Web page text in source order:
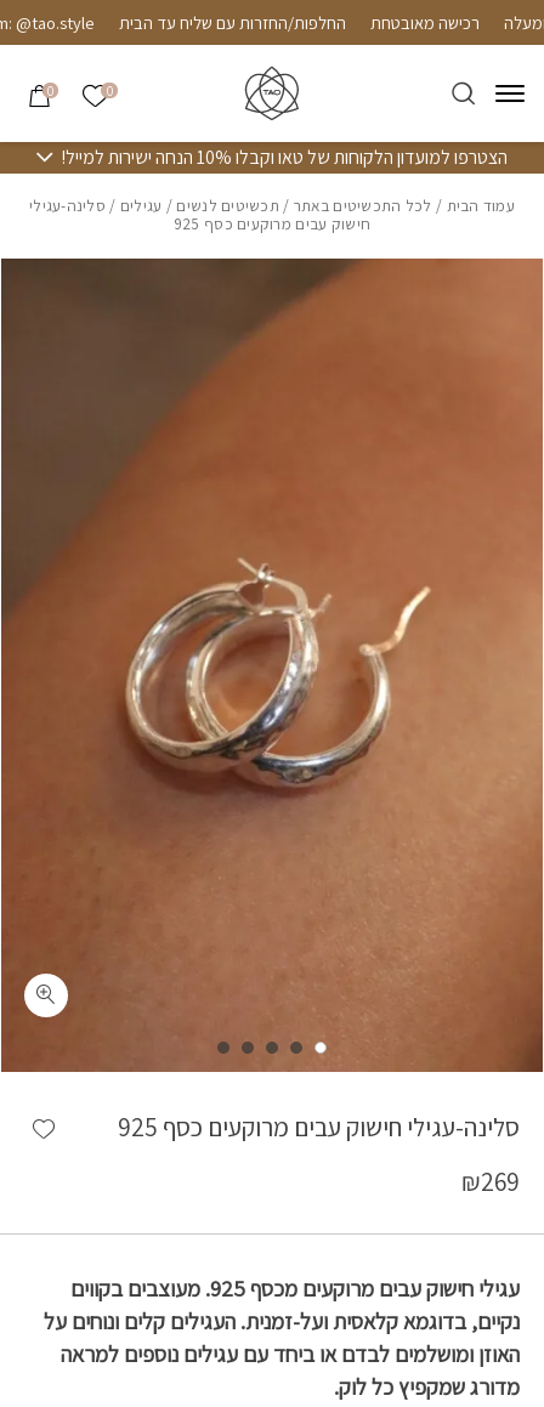
Skip to Contentרכישה מאובטחת החלפות/החזרות עם שליח עד הבית
0 הרשימה
0
הצטרפו למועדון הלקוחות של טאו וקבלו 10% הנחה ישירות למייל!
עמוד הבית / לכל התכשיטים באתר / תכשיטים לנשים / עגילים / סלינה-עגילי
חישוק עבים מרוקעים כסף 925
סלינה-עגילי חישוק עבים מרוקעים כסף 925
₪269
עגילי חישוק עבים מרוקעים מכסף 925. מעוצבים בקווים
נקיים, בדוגמא קלאסית ועל-זמנית. העגילים קלים ונוחים על
האוזן ומושלמים לבדם או ביחד עם עגילים נוספים למראה
מדורג שמקפיץ כל לוק.
בחזרה למעלה